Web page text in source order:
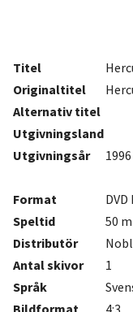
Titel
Originaltitel
Alternativ titel
Utgivningsland
Utgivningsår
1996
Format
Speltid
50
Distributör
Antalskivor
1
Språk
Bildformat
4:3